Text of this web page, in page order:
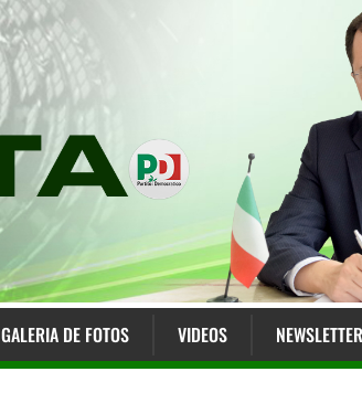
GALERIA DE FOTOS VIDEOS NEWSLETTER